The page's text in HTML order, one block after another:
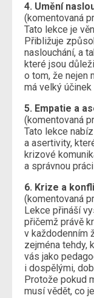
4. Umění
(komentovaná
Tato lekce je
Přibližuje
naslouchání, a
které jsou
o tom, že nejen
má velký
5. Empatie a
(komentovaná
Tato lekce
a asertivity,
krizové
a správnou
6. Krize a
(komentovaná
Lekce přináší
přičemž právě
v každodenním
zejména tehdy,
vás jako
i dospělými,
Protože pokud
musí vědět, co